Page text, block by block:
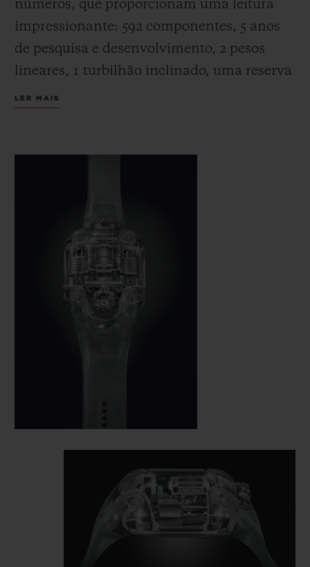
números, que proporcionam uma leitura
impressionante: 592 componentes, 5 anos
de pesquisa e desenvolvimento, 2 pesos
lineares, 1 turbilhão inclinado, uma reserva
de marcha circular, para um modelo a ser
coisas ficam um pouco mais complicadas:
O MP-10 não tem ponteiros. Em seu lugar,
há quatro displays em constante rotação: as
horas e os minutos na parte superior do
mostrador, combinados com uma lupa
invisível; a reserva de marcha circular na
turbilhão. Ele é feito de alumínio
monobloco, suspenso e inclinado. Um
pedido de patente está pendente para essa
configuração mecânica exclusiva.
A peça não tem mostrador: A Hublot uniu o
LER MAIS